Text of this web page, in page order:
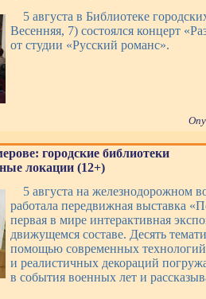
5 августа в Библиотеке
Весенняя, 7) состоялся концерт
от студии «Русский романс».
городские библиотеки
локации (12+)
5 августа на железнодорожном
работала передвижная выставка
первая в мире интерактивная
движущемся составе. Десять
помощью современных
и реалистичных декораций
в события военных лет и